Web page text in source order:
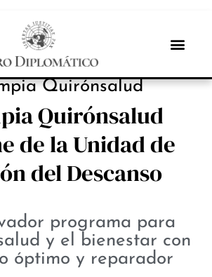
INBOX INTERNACIONAL
Quirónsalud
Quirónsalud
de la Unidad de
del Descanso
programa para
y el bienestar con
óptimo y reparador